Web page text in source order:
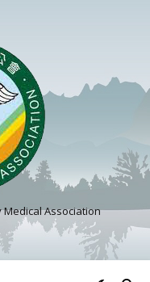
Medical Association